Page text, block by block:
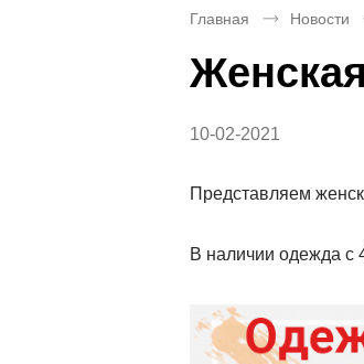
Главная Новости
10-02-2021
Представляем
В наличии одежда с